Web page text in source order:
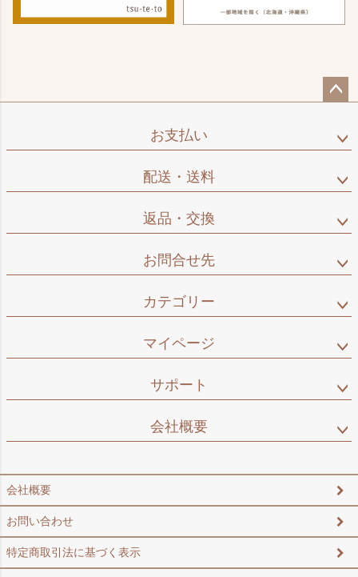
ップ
お支払い
配送・送料
返品・交換
お問合せ先
カテゴリー
マイページ
サポート
会社概要
会社概要
お問い合わせ
特定商取引法に基づく表示